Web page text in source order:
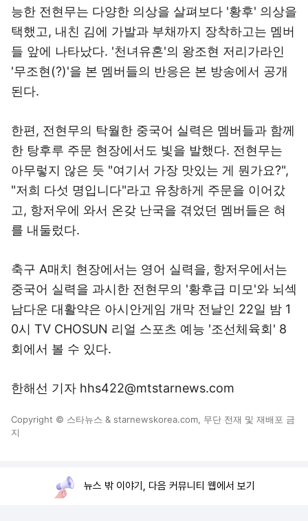
능한 전현무는 다양한 의상을 살펴보다 '황후' 의상을
택했고, 내친 김에 가발과 부채까지 장착하고는 멤버
들 앞에 나타났다. '천녀유혼'의 왕조현 저리가라인
'무조현(?)'을 본 멤버들의 반응은 본 방송에서 공개
된다.
한편, 전현무의 탁월한 중국어 실력은 멤버들과 함께
한 탕후루 주문 현장에서도 빛을 발했다. 전현무는
아무렇지 않은 듯 "여기서 가장 맛있는 게 뭔가요?",
"저희 다섯 명입니다"라고 유창하게 주문을 이어갔
고, 항저우에 와서 온갖 난국을 겪었던 멤버들은 혀
를 내둘렀다.
축구 A매치 현장에서는 영어 실력을, 항저우에서는
중국어 실력을 과시한 전현무의 '황후급 미모'와 뇌섹
남다운 대활약은 아시안게임 개막 전날인 22일 밤 1
0시 TV CHOSUN 리얼 스포츠 예능 '조선체육회' 8
회에서 볼 수 있다.
한해선 기자 hhs422@mtstarnews.com
Copyright © 스타뉴스 & starnewskorea.com, 무단 전재 및 재배포 금
지
뉴스 밖 이야기, 다음 커뮤니티 웹에서 보기